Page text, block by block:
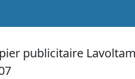
publicitaire